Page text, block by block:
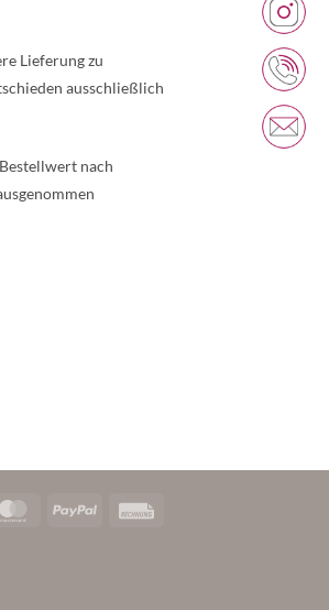
Lieferung zu
ausschließlich
nach
gesperrten Inhalt.
MasterCardPayPal